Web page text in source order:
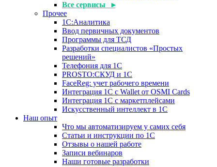
Все сервисы ▸
Прочее
1С:Аналитика
Ввод первичных документов
Программы для ТСД
Разработки специалистов «Простых
решений»
Телефония для 1С
PROSTO:СКУД и 1С
FaceReg: учет рабочего времени
Интеграция 1С с Wallet от OSMI Cards
Интеграция 1С с маркетплейсами
Искусственный интеллект в 1С
Наш опыт
Что мы автоматизируем у самих себя
Статьи и инструкции по 1С
Отзывы о нашей работе
Записи вебинаров
Наши готовые разработки